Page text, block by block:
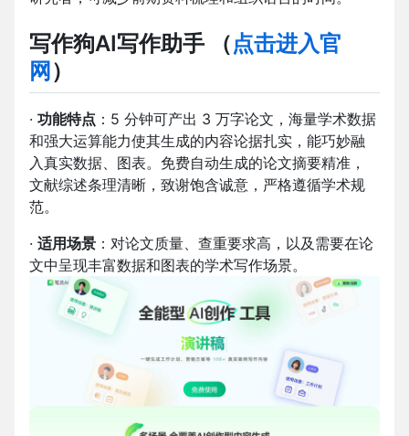
写作狗AI写作助手 （点击进入官
网 ）
· 功能特点 ：5 分钟可产出 3 万字论文，海量学术数据
和强大运算能力使其生成的内容论据扎实，能巧妙融
入真实数据、图表。免费自动生成的论文摘要精准，
文献综述条理清晰，致谢饱含诚意，严格遵循学术规
范。
· 适用场景 ：对论文质量、查重要求高，以及需要在论
文中呈现丰富数据和图表的学术写作场景。